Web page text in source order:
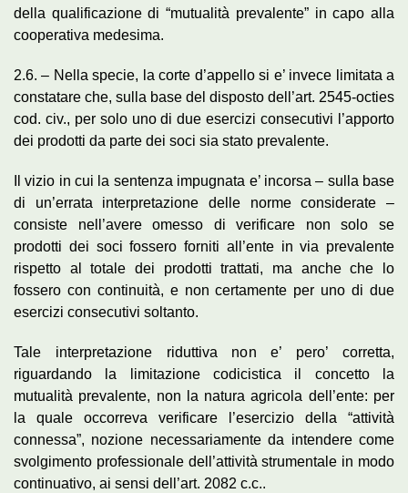
della qualificazione di “mutualità prevalente” in capo alla
cooperativa medesima.
2.6. – Nella specie, la corte d’appello si e’ invece limitata a
constatare che, sulla base del disposto dell’art. 2545-octies
cod. civ., per solo uno di due esercizi consecutivi l’apporto
dei prodotti da parte dei soci sia stato prevalente.
Il vizio in cui la sentenza impugnata e’ incorsa – sulla base
di un’errata interpretazione delle norme considerate –
consiste nell’avere omesso di verificare non solo se
prodotti dei soci fossero forniti all’ente in via prevalente
rispetto al totale dei prodotti trattati, ma anche che lo
fossero con continuità, e non certamente per uno di due
esercizi consecutivi soltanto.
Tale interpretazione riduttiva non e’ pero’ corretta,
riguardando la limitazione codicistica il concetto la
mutualità prevalente, non la natura agricola dell’ente: per
la quale occorreva verificare l’esercizio della “attività
connessa”, nozione necessariamente da intendere come
svolgimento professionale dell’attività strumentale in modo
continuativo, ai sensi dell’art. 2082 c.c..